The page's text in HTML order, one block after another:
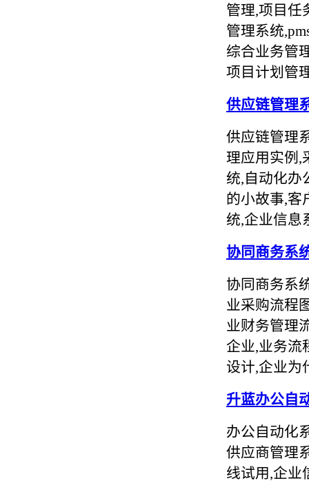
管理,项目任
管理系统
综合业务管
项目计划管
供应链管理
供应链管理
理应用实例,
统,自动化办
的小故事,客
统,企业信息
协同商务系
协同商务系
业采购流程
业财务管理
企业,业务流
设计,企业为
升蓝办公自
办公自动化
供应商管理
线试用,企业